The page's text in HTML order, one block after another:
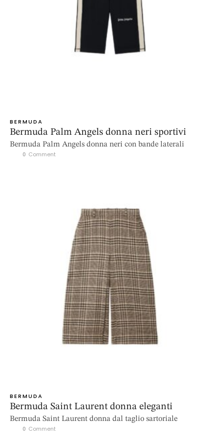
BERMUDA
Bermuda Palm Angels donna neri sportivi
Bermuda Palm Angels donna neri con bande laterali
0 Comment
BERMUDA
Bermuda Saint Laurent donna eleganti
Bermuda Saint Laurent donna dal taglio sartoriale
0 Comment